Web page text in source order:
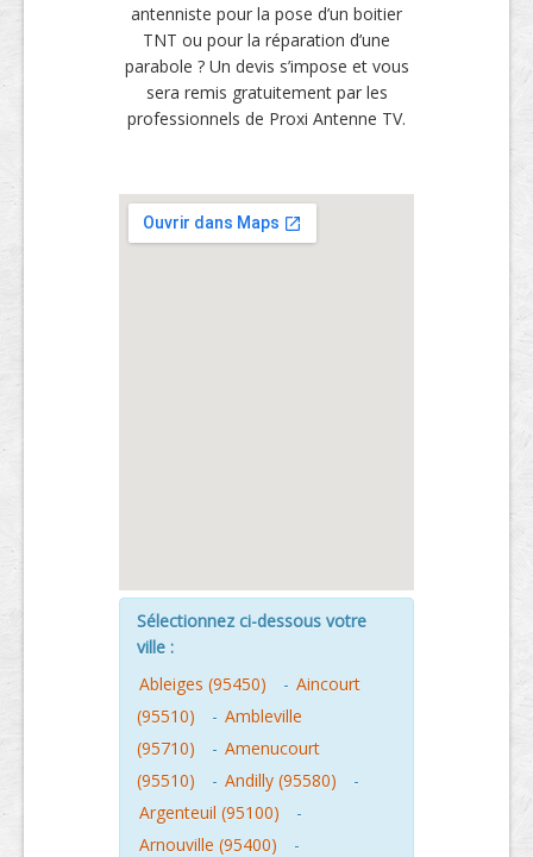
antenniste pour la pose d’un boitier
TNT ou pour la réparation d’une
parabole ? Un devis s’impose et vous
sera remis gratuitement par les
professionnels de Proxi Antenne TV.
Sélectionnez ci-dessous votre
ville :
Ableiges (95450)
- Aincourt
(95510)
- Ambleville
(95710)
- Amenucourt
(95510)
- Andilly (95580)
-
Argenteuil (95100)
-
Arnouville (95400)
-